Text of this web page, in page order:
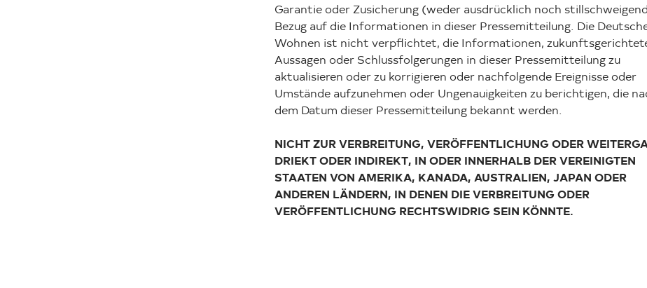
Garantie oder Zusicherung (weder ausdrücklich noch
Bezug auf die Informationen in dieser Pressemitteilung. Die
Wohnen ist nicht verpflichtet, die Informationen,
Aussagen oder Schlussfolgerungen in dieser Pressemitteilung zu
aktualisieren oder zu korrigieren oder nachfolgende Ereignisse oder
Umstände aufzunehmen oder Ungenauigkeiten zu berichtigen, die
dem Datum dieser Pressemitteilung bekannt werden.
NICHT ZUR VERBREITUNG, VERÖFFENTLICHUNG ODER
DRIEKT ODER INDIREKT, IN ODER INNERHALB DER VEREINIGTEN
STAATEN VON AMERIKA, KANADA, AUSTRALIEN, JAPAN ODER
ANDEREN LÄNDERN, IN DENEN DIE VERBREITUNG ODER
VERÖFFENTLICHUNG RECHTSWIDRIG SEIN KÖNNTE.